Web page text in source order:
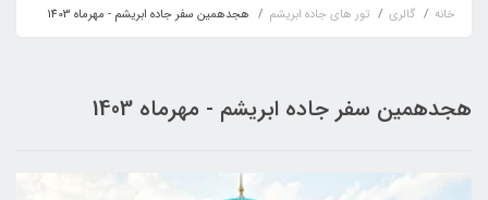
خانه گالری تور های جاده ابریشم هجدهمین سفر جاده ابریشم - مهرماه 1403
هجدهمین سفر جاده ابریشم - مهرماه 1403